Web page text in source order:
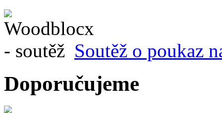
Soutěž o poukaz
Doporučujeme